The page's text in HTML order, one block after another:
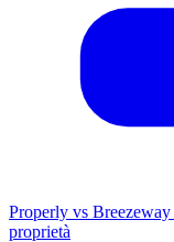
Properly vs Breezeway
proprietà